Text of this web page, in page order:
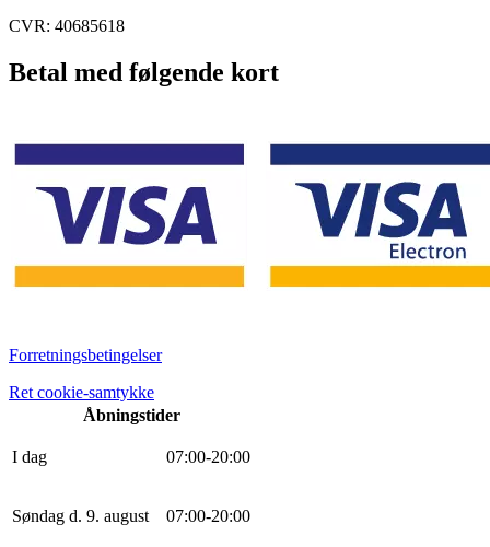
CVR: 40685618
Betal med følgende kort
Forretningsbetingelser
Ret cookie-samtykke
Åbningstider
I dag 07:00-20:00
Søndag d. 9. august 07:00-20:00